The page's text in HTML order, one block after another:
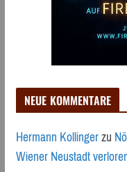
NEUE KOMMENTARE
Hermann Kollingerzu
Wiener Neustadt